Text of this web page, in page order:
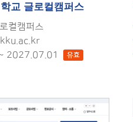
교 글로컬캠퍼스
컬캠퍼스
2027.07.01
유효